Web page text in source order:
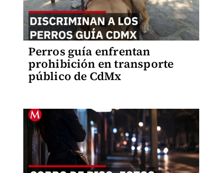
Perros guía enfrentan
prohibición en transporte
público de CdMx